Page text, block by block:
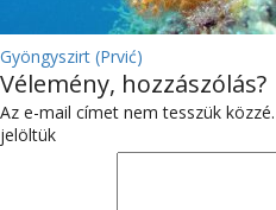
BEJEGYZÉS
NAVIGÁCIÓ
Gyöngyszirt (Prvić)
Vélemény, hozzászólás?
Az e-mail címet nem tesszük közzé.
jelöltük